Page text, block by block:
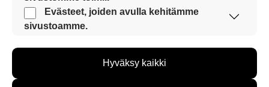
Voit kirjoittaa mielipiteesi
uutisesta
kommenttilaatikkoon.
Sinun pitää kirjoittaa myös
Nämä evästeet ovat aina käytössä, jotta
sivustoamme voi käyttää sujuvasti ja turvallisesti.
Evästeet, joiden avulla kehitämme
sivustoamme.
kehittää sivustoamme vastaamaan paremmin
Hyväksy kaikki